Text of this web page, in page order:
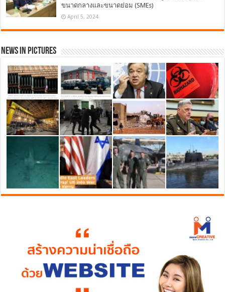
ขนาดกลางและขนาดย่อม (SMEs)
April 5, 2024
News in Pictures